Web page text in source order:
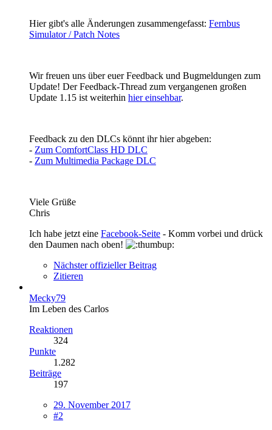
Hier gibt's alle Änderungen zusammengefasst: Fernbus
Simulator / Patch Notes
Wir freuen uns über euer Feedback und Bugmeldungen zum
Update! Der Feedback-Thread zum vergangenen großen
Update 1.15 ist weiterhin hier einsehbar.
Feedback zu den DLCs könnt ihr hier abgeben:
- Zum ComfortClass HD DLC
- Zum Multimedia Package DLC
Viele Grüße
Chris
Ich habe jetzt eine Facebook-Seite - Komm vorbei und drück
den Daumen nach oben!
Nächster offizieller Beitrag
Zitieren
Mecky79
Im Leben des Carlos
Reaktionen
324
Punkte
1.282
Beiträge
197
29. November 2017
#2